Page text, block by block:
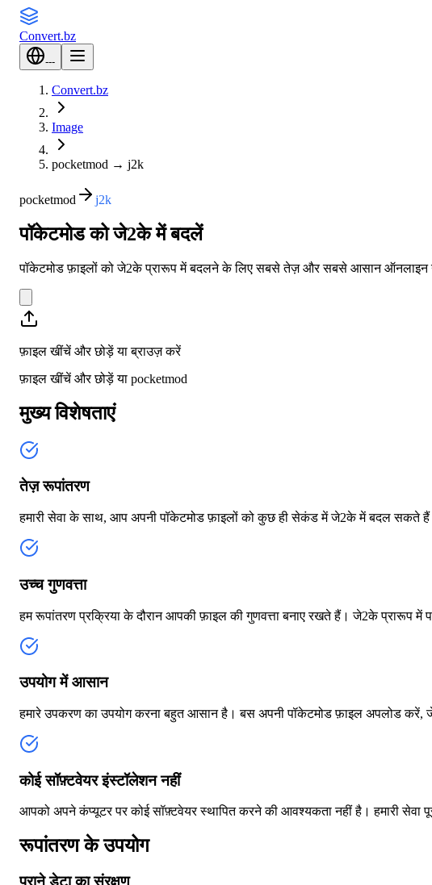
Convert.bz
---
Convert.bz
Image
pocketmod → j2k
pocketmod j2k
पॉकेटमोड को जे2के में बदलें
पॉकेटमोड फ़ाइलों को जे2के प्रारूप में बदलने के लिए सबसे तेज़ और सबसे आसान ऑनलाइन
फ़ाइल खींचें और छोड़ें या ब्राउज़ करें
फ़ाइल खींचें और छोड़ें या pocketmod
मुख्य विशेषताएं
तेज़ रूपांतरण
हमारी सेवा के साथ, आप अपनी पॉकेटमोड फ़ाइलों को कुछ ही सेकंड में जे2के में बदल सकते हैं।
उच्च गुणवत्ता
हम रूपांतरण प्रक्रिया के दौरान आपकी फ़ाइल की गुणवत्ता बनाए रखते हैं। जे2के प्रारूप में
उपयोग में आसान
हमारे उपकरण का उपयोग करना बहुत आसान है। बस अपनी पॉकेटमोड फ़ाइल अपलोड
कोई सॉफ़्टवेयर इंस्टॉलेशन नहीं
आपको अपने कंप्यूटर पर कोई सॉफ़्टवेयर स्थापित करने की आवश्यकता नहीं है। हमारी
रूपांतरण के उपयोग
पुराने डेटा का संरक्षण